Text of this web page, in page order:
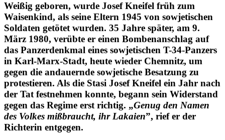
Weißig geboren, wurde Josef Kneifel früh zum
Waisenkind, als seine Eltern 1945 von sowjetischen
Soldaten getötet wurden. 35 Jahre später, am 9.
März 1980, verübte er einen Bombenanschlag auf
das Panzerdenkmal eines sowjetischen T-34-Panzers
in Karl-Marx-Stadt, heute wieder Chemnitz, um
gegen die andauernde sowjetische Besatzung zu
protestieren. Als die Stasi Josef Kneifel ein Jahr nach
der Tat festnehmen konnte, begann sein Widerstand
gegen das Regime erst richtig. „Genug den Namen
des Volkes mißbraucht, ihr Lakaien”, rief er der
Richterin entgegen.